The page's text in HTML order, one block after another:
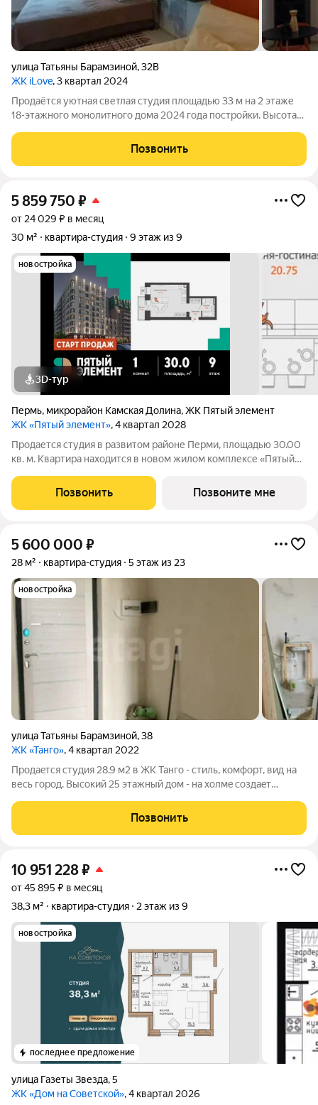
улица Татьяны Барамзиной,32В
ЖК iLove, 3 квартал 2024
Продаётся уютная светлая студия площадью 33 м на 2 этаже
18-этажного монолитного дома 2024 года постройки. Высота
доме 3 лифта, бесконтактный доступ, подземный паркинг, двор
без машин,
Позвонить
5 859 750 ₽
от 24 029 ₽ в месяц
30 м²
квартира-студия 9 этаж из 9
новостройка
3D-тур
Пермь, микрорайон Камская Долина,ЖК Пятый элемент
ЖК «Пятый элемент», 4 квартал 2028
Продается студия в развитом районе Перми, площадью 30.00
кв. м. Квартира находится в новом жилом комплексе «Пятый
«Пятый Элемент» это полноценный город в городе, где в
пределах 15 минут есть всё
Позвонить Позвоните мне
5 600 000 ₽
28 м² квартира-студия 5 этаж из 23
новостройка
улица Татьяны Барамзиной,38
ЖК «Танго», 4 квартал 2022
Пpoдаeтся cтудия 28.9 м2 в ЖК Танго - стиль, комфoрт, вид нa
веcь город. Высoкий 25 этaжный дoм - нa xoлмe создаeт
выбoр нa вeка:
Позвонить
10 951 228₽
от 45 895 ₽ в месяц
38,3 м²
квартира-студия 2 этаж из 9
новостройка
последнее предложение
улица Газеты Звезда,5
ЖК «Дом на Советской», 4 квартал 2026